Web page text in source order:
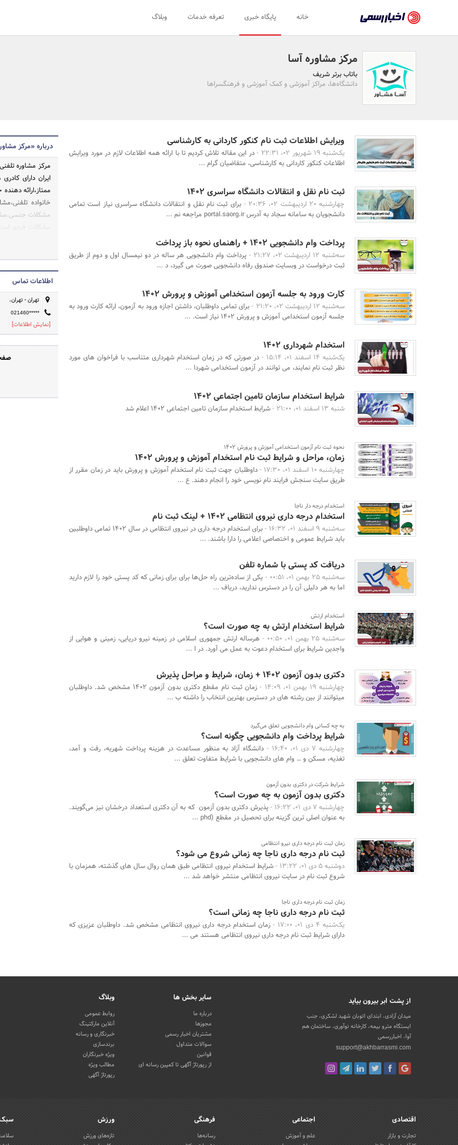
رسمی
اخبار
تایید
سازمان‌ها
و
روابط
عمومی‌ها
خانه پایگاه خبری تعرفه خدمات وبلاگ
مرکز مشاوره آسا
باتاب برتر شریف
دانشگاه‌ها، مراکز آموزشی و کمک آموزشی و فرهنگسراها
ویرایش اطلاعات ثبت نام کنکور کاردانی به کارشناسی
یک‌شنبه 19 شهریور 02، 22:31 -
در این مقاله تلاش کردیم تا با ارائه همه اطلاعات لازم در مورد ویرایش
اطلاعات کنکور کاردانی به کارشناسی، متقاضیان گرام ...
ثبت نام نقل و انتقالات دانشگاه سراسری 1402
چهارشنبه 20 اردیبهشت 02، 20:36 -
برای ثبت نام نقل و انتقالات دانشگاه سراسری نیاز است تمامی
دانشجویان به سامانه سجاد به آدرس portal.saorg.ir مراجعه نم ...
پرداخت وام دانشجویی ۱۴۰۲ + راهنمای نحوه باز پرداخت
سه‌شنبه 12 اردیبهشت 02، 21:27 -
پرداخت وام دانشجویی هر ساله در دو نیمسال اول و دوم از طریق
ثبت درخواست در وبسایت صندوق رفاه دانشجویی صورت می گیرد، د ...
کارت ورود به جلسه آزمون استخدامی آموزش و پرورش 1402
سه‌شنبه 12 اردیبهشت 02، 21:20 -
برای تمامی داوطلبان، داشتن اجازه ورود به آزمون، ارائه کارت ورود به
جلسه آزمون استخدامی آموزش و پرورش 1402 نیاز است. ...
استخدام شهرداری 1402
یک‌شنبه 14 اسفند 01، 15:14 -
در صورتی که در زمان استخدام شهرداری متناسب با فراخوان های مورد
نظر ثبت نام نمایند، می توانند در آزمون استخدامی شهردا ...
شرایط استخدام سازمان تامین اجتماعی 1402
شنبه 13 اسفند 01، 21:00 - شرایط استخدام سازمان تامین اجتماعی 1402 اعلام شد
نحوه ثبت نام آزمون استخدامی آموزش و پرورش 1402
زمان، مراحل و شرایط ثبت نام استخدام آموزش و پرورش 1402
چهارشنبه 10 اسفند 01، 17:30 -
داوطلبان جهت ثبت نام استخدام آموزش و پرورش باید در زمان مقرر از
طریق سایت سنجش فرایند نام نویسی خود را انجام دهند. ع ...
استخدام درجه دار ناجا
استخدام درجه داری نیروی انتظامی 1402 + لینک ثبت نام
سه‌شنبه 9 اسفند 01، 16:32 -
برای استخدام درجه داری در نیروی انتظامی در سال 1402 تمامی داوطلبین
باید شرایط عمومی و اختصاصی اعلامی را دارا باشند. ...
دریافت کد پستی با شماره تلفن
سه‌شنبه 25 بهمن 01، 00:51 -
یکی از ساده‌ترین راه حل‌ها برای برای زمانی که کد پستی خود را لازم دارید
اما به هر دلیلی آن را در دسترس ندارید، دریاف ...
استخدام ارتش
شرایط استخدام ارتش به چه صورت است؟
سه‌شنبه 25 بهمن 01، 00:50 -
هرساله ارتش جمهوری اسلامی در زمینه نیرو دریایی، زمینی و هوایی از
واجدین شرایط برای استخدام دعوت به عمل می آورد. در ا ...
دکتری بدون آزمون 1402 + زمان، شرایط و مراحل پذیرش
چهارشنبه 19 بهمن 01، 14:09 -
زمان ثبت نام مقطع دکتری بدون آزمون 1402 مشخص شد. داوطلبان
میتوانند از بین رشته های در دسترس بهترین انتخاب را داشته ب ...
به چه کسانی وام دانشجویی تعلق می‌گیرد
شرایط پرداخت وام دانشجویی چگونه است؟
چهارشنبه 7 دی 01، 16:40 -
دانشگاه آزاد به منظور مساعدت در هزینه پرداخت شهریه، رفت و آمد،
تغذیه، مسکن و … وام های دانشجویی با شرایط متفاوت تعلق ...
شرایط شرکت در دکتری بدون آزمون
دکتری بدون آزمون به چه صورت است؟
چهارشنبه 7 دی 01، 16:22 -
پذیرش دکتری بدون آزمون که به آن دکتری استعداد درخشان نیز می‌گویند.
به عنوان اصلی ترین گزینه برای تحصیل در مقطع (phd ...
زمان ثبت نام درجه داری نیرو انتظامی
ثبت نام درجه داری ناجا چه زمانی شروع می شود؟
دوشنبه 5 دی 01، 13:22 -
شرایط استخدام نیروی انتظامی طبق همان روال سال های گذشته، همزمان با
شروع ثبت نام در سایت نیروی انتظامی منتشر خواهد شد ...
زمان ثبت نام درجه داری ناجا
ثبت نام درجه داری ناجا چه زمانی است؟
یک‌شنبه 4 دی 01، 17:00 -
زمان استخدام درجه داری نیروی انتظامی مشخص شد. داوطلبان عزیزی که
دارای شرایط ثبت نام درجه داری نیروی انتظامی هستند می ...
درباره «مرکز
مرکز مشاوره
ایران دارای
ممتاز،ارائه
خانواده
مشکلات
تلفنی اجرت
تلفنی انحصار
اطلاعات تماس
تهران - تهران،
021460*****
[نمایش اطلاعات]
از پشت ابر بیرون بیاید
میدان آزادی، ابتدای اتوبان شهید لشکری، جنب
ایستگاه مترو بیمه، کارخانه نوآوری، ساختمان هم
آوا، اخباررسمی
support@akhbarrasmi.com
سایر بخش ها
درباره ما
مجوزها
مشتریان اخبار رسمی
سوالات متداول
قوانین
از رپورتاژ آگهی تا کمپین رسانه ای
وبلاگ
روابط عمومی
آنلاین مارکتینگ
خبرنگاری و رسانه
برندسازی
ویژه خبرنگاران
مطالب ویژه
رپورتاژ آگهی
اقتصادی
تجارت و بازار
اجتماعی
علم و آموزش
فرهنگی
رسانه‌ها
ورزش
تازه‌های ورزش